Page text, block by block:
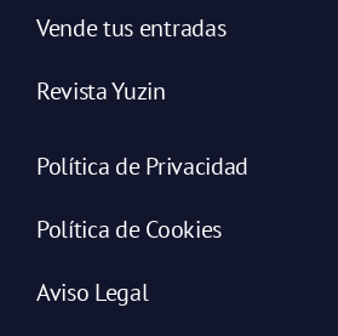
Vende tus entradas
Revista Yuzin
Política de Privacidad
Política de Cookies
Aviso Legal